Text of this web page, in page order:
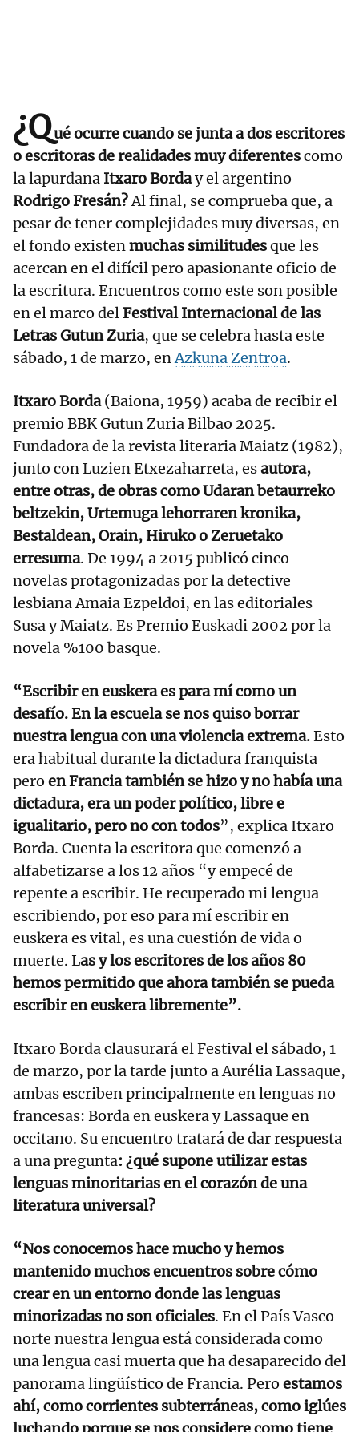
¿Qué ocurre cuando se junta a dos escritores
o escritoras de realidades muy diferentescomo
la lapurdana Itxaro Borday el argentino
Rodrigo Fresán?Al final, se comprueba que, a
pesar de tener complejidades muy diversas, en
el fondo existenmuchas similitudesque les
acercan en el difícil pero apasionante oficio de
la escritura. Encuentros como este son posible
en el marco delFestival Internacional de las
Letras Gutun Zuria, que se celebra hasta este
sábado, 1 de marzo, enAzkuna Zentroa.
Itxaro Borda(Baiona, 1959) acaba de recibir el
premio BBK Gutun Zuria Bilbao 2025.
Fundadora de la revista literaria Maiatz (1982),
junto con Luzien Etxezaharreta, esautora,
entre otras, de obras como Udaran betaurreko
beltzekin, Urtemuga lehorraren kronika,
Bestaldean, Orain, Hiruko o Zeruetako
erresuma. De 1994 a 2015 publicó cinco
novelas protagonizadas por la detective
lesbiana Amaia Ezpeldoi, en las editoriales
Susa y Maiatz. Es Premio Euskadi 2002 por la
novela %100 basque.
“Escribir en euskera es para mí como un
desafío. En la escuela se nos quiso borrar
nuestra lengua con una violencia extrema.Esto
era habitual durante la dictadura franquista
pero en Francia también se hizo y no había una
dictadura, era un poder político, libre e
igualitario, pero no con todos”, explica Itxaro
Borda. Cuenta la escritora que comenzó a
alfabetizarse a los 12 años “y empecé de
repente a escribir. He recuperado mi lengua
escribiendo, por eso para mí escribir en
euskera es vital, es una cuestión de vida o
muerte. Las y los escritores de los años 80
hemos permitido que ahora también se pueda
escribir en euskera libremente”.
Itxaro Borda clausurará el Festival el sábado, 1
de marzo, por la tarde junto a Aurélia Lassaque,
ambas escriben principalmente en lenguas no
francesas: Borda en euskera y Lassaque en
occitano. Su encuentro tratará de dar respuesta
a una pregunta: ¿qué supone utilizar estas
lenguas minoritarias en el corazón de una
literatura universal?
“Nos conocemos hace mucho y hemos
mantenido muchos encuentros sobre cómo
crear en un entorno donde las lenguas
minorizadas no son oficiales. En el País Vasco
norte nuestra lengua está considerada como
una lengua casi muerta que ha desaparecido del
panorama lingüístico de Francia. Pero estamos
ahí, como corrientes subterráneas, como iglúes